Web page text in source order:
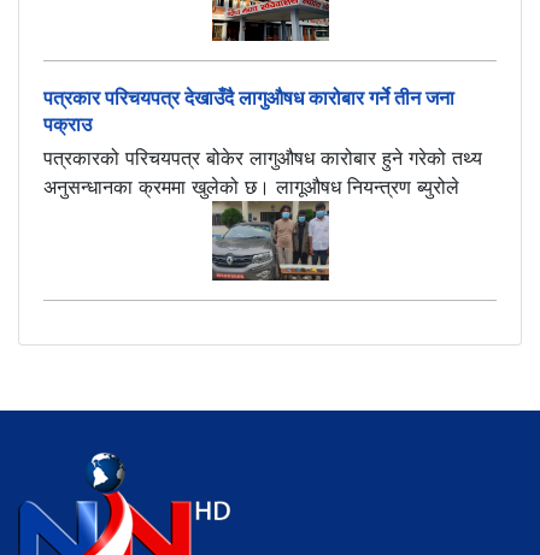
पत्रकार परिचयपत्र देखाउँदै लागुऔषध कारोबार गर्ने तीन जना
पक्राउ
पत्रकारको परिचयपत्र बोकेर लागुऔषध कारोबार हुने गरेको तथ्य
अनुसन्धानका क्रममा खुलेको छ। लागूऔषध नियन्त्रण ब्युरोले